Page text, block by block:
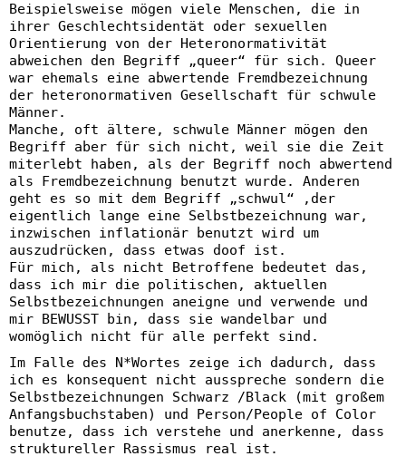
Beispielsweise mögen viele Menschen, die in
ihrer Geschlechtsidentät oder sexuellen
Orientierung von der Heteronormativität
abweichen den Begriff „queer“ für sich. Queer
war ehemals eine abwertende Fremdbezeichnung
der heteronormativen Gesellschaft für schwule
Männer.
Manche, oft ältere, schwule Männer mögen den
Begriff aber für sich nicht, weil sie die Zeit
miterlebt haben, als der Begriff noch abwertend
als Fremdbezeichnung benutzt wurde. Anderen
geht es so mit dem Begriff „schwul“ ,der
eigentlich lange eine Selbstbezeichnung war,
inzwischen inflationär benutzt wird um
auszudrücken, dass etwas doof ist.
Für mich, als nicht Betroffene bedeutet das,
dass ich mir die politischen, aktuellen
Selbstbezeichnungen aneigne und verwende und
mir BEWUSST bin, dass sie wandelbar und
womöglich nicht für alle perfekt sind.
Im Falle des N*Wortes zeige ich dadurch, dass
ich es konsequent nicht ausspreche sondern die
Selbstbezeichnungen Schwarz /Black (mit großem
Anfangsbuchstaben) und Person/People of Color
benutze, dass ich verstehe und anerkenne, dass
struktureller Rassismus real ist.